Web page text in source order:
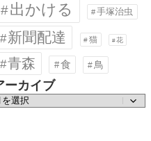
出かける 手塚治虫
新聞配達 猫 花
青森 食 鳥
ーカイブ